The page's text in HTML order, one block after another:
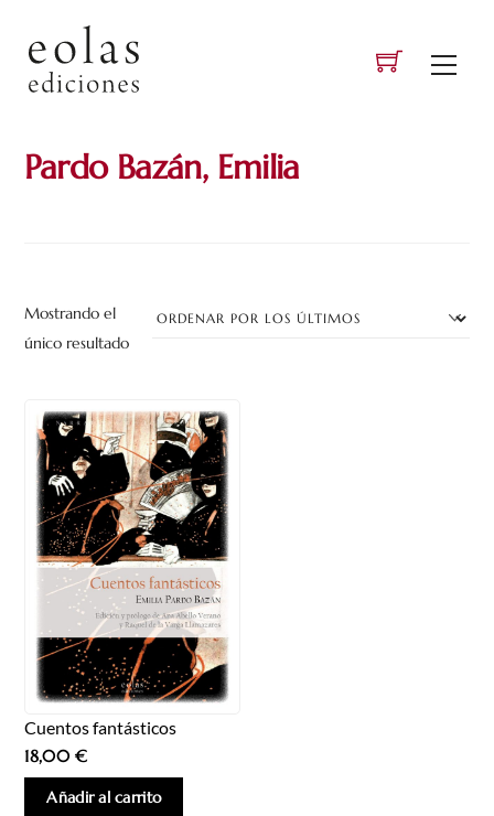
content
Pardo Bazán, Emilia
Mostrando el
único resultado
Cuentos fantásticos
18,00€
Añadir al carrito